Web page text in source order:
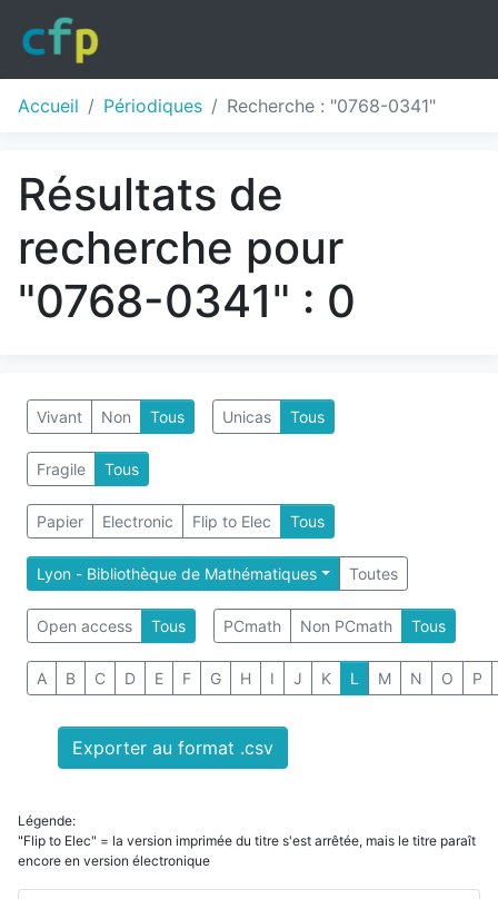
Accueil Périodiques Recherche : "0768-0341"
Résultats de
recherche pour
"0768-0341" : 0
Vivant Non Tous Unicas Tous
Fragile Tous
Papier Electronic Flip to Elec Tous
Lyon - Bibliothèque de Mathématiques Toutes
Open access Tous PCmath Non PCmath Tous
A B C D E F G H I J K L M N O P
Exporter au format .csv
Légende:
"Flip to Elec" = la version imprimée du titre s'est arrêtée, mais le titre paraît
encore en version électronique